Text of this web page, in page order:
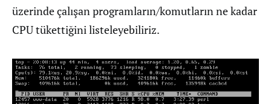
üzerinde çalışan programların/komutların ne kadar
CPU tükettiğini listeleyebiliriz.